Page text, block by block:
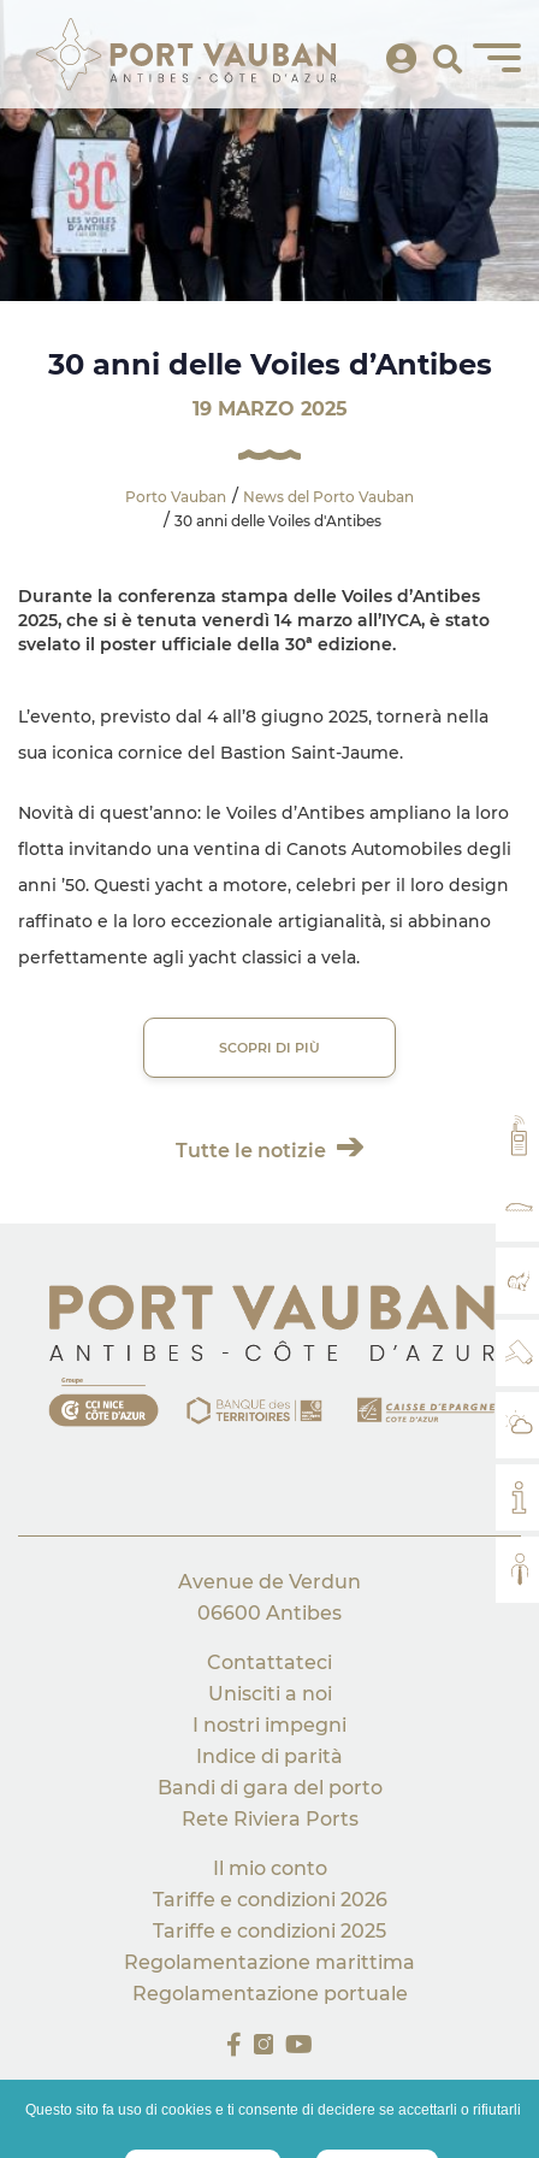
IL
IL
30 anni delle Voiles d’Antibes
19 MARZO 2025
Porto Vauban
News del Porto Vauban
30 anni delle Voiles d'Antibes
Durante la conferenza stampa delle Voiles d’Antibes
2025, che si è tenuta venerdì 14 marzo all’IYCA, è stato
svelato il poster ufficiale della 30ª edizione.
L’evento, previsto dal 4 all’8 giugno 2025, tornerà nella
sua iconica cornice del Bastion Saint-Jaume.
Novità di quest’anno: le Voiles d’Antibes ampliano la loro
flotta invitando una ventina di Canots Automobiles degli
anni ’50. Questi yacht a motore, celebri per il loro design
raffinato e la loro eccezionale artigianalità, si abbinano
perfettamente agli yacht classici a vela.
SCOPRI DI PIÙ
Tutte le notizie
Avenue de Verdun
06600 Antibes
Contattateci
Unisciti a noi
I nostri impegni
Indice di parità
Bandi di gara del porto
Rete Riviera Ports
Il mio conto
Tariffe e condizioni 2026
Tariffe e condizioni 2025
Regolamentazione marittima
Regolamentazione portuale
Questo sito fa uso di cookies e ti consente di decidere se accettarli o rifiutarli